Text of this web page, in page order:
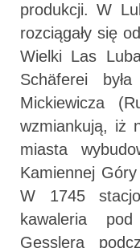
produkcji. W
rozciągały się
Wielki Las
Schäferei
Mickiewicza
wzmiankują, iż
miasta
Kamiennej
W 1745
kawaleria
Gesslera